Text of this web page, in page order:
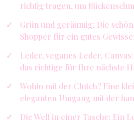
richtig tragen, um
Grün und geräumig: Die
Shopper für ein gutes
Leder, veganes Leder,
das richtige für Ihre nächste
Wohin mit der Clutch? Eine
eleganten Umgang mit der
Die Welt in einer Tasche: Ein